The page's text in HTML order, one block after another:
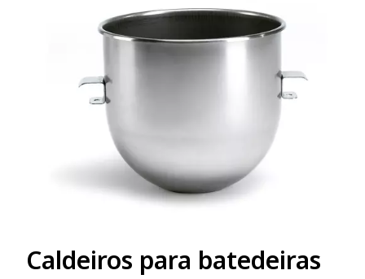
Caldeiros para batedeiras